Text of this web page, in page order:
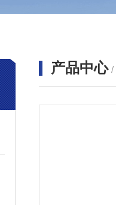
产品中心 /